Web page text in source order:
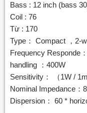
Bass : 12 inch (bass
Coil : 76
Từ : 170
Type： Compact ，2-
Frequency Responde
handling ：400W
Sensitivity： （1W /
Nominal Impedance：
Dispersion： 60 *